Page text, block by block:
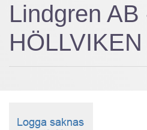
Lindgren
HÖLLVIKEN